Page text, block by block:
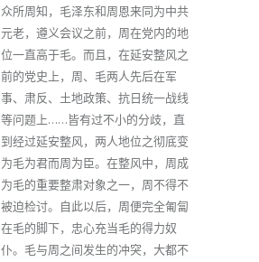
众所周知，毛泽东和周恩来同为中共
元老，遵义会议之前，周在党内的地
位一直高于毛。而且，在延安整风之
前的党史上，周、毛两人先后在军
事、肃反、土地政策、抗日统一战线
等问题上……皆有过不小的分歧，直
到经过延安整风，两人地位之彻底变
为毛为君而周为臣。在整风中，周成
为毛的重要整肃对象之一，周不得不
被迫检讨。自此以后，周便完全匍匐
在毛的脚下，忠心充当毛的得力奴
仆。毛与周之间发生的冲突，大都不